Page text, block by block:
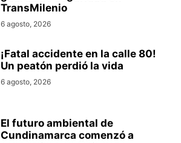
TransMilenio
6 agosto, 2026
¡Fatal accidente en la calle 80!
Un peatón perdió la vida
6 agosto, 2026
El futuro ambiental de
Cundinamarca comenzó a